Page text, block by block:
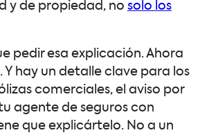
y de propiedad, no solo los
pedir esa explicación. Ahora
hay un detalle clave para los
comerciales, el aviso por
agente de seguros con
que explicártelo. No a un